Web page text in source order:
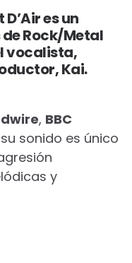
es un
Rock/Metal
vocalista,
Kai.
, BBC
sonido es único
y